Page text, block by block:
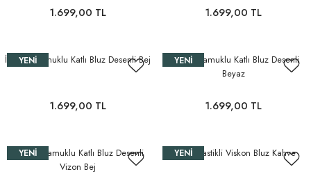
1.699,00 TL 1.699,00 TL
YENI
İncecik Pamuklu Katlı Bluz Desenli Bej
1.699,00 TL
YENI
İncecik Pamuklu Katlı Bluz Desenli
Beyaz
1.699,00 TL
YENI
İncecik Pamuklu Katlı Bluz Desenli
Vizon Bej
YENI
Yakası Lastikli Viskon Bluz Kahve